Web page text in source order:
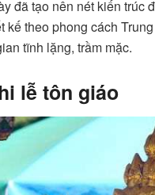
đã tạo nên nét kiến trúc
kế theo phong cách
tĩnh lặng, trầm mặc.
lễ tôn giáo